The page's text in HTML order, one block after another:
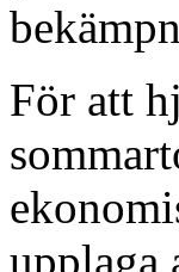
För att
upplaga